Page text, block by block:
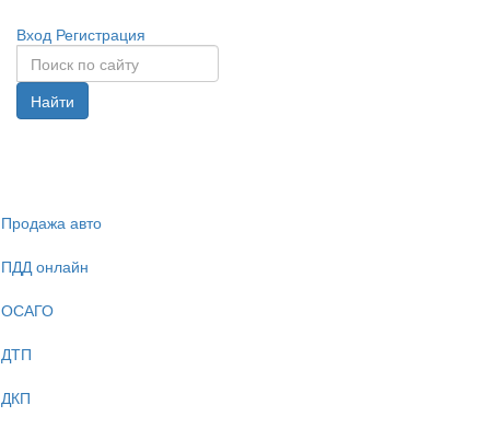
Вход Регистрация
Найти
Продажа авто
ПДД онлайн
ОСАГО
ДТП
ДКП